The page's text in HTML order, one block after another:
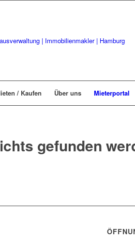
/ Kaufen Über uns Mieterportal
gefunden